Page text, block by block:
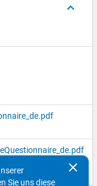
keyboard_arrow_up
clear
Sie uns diese